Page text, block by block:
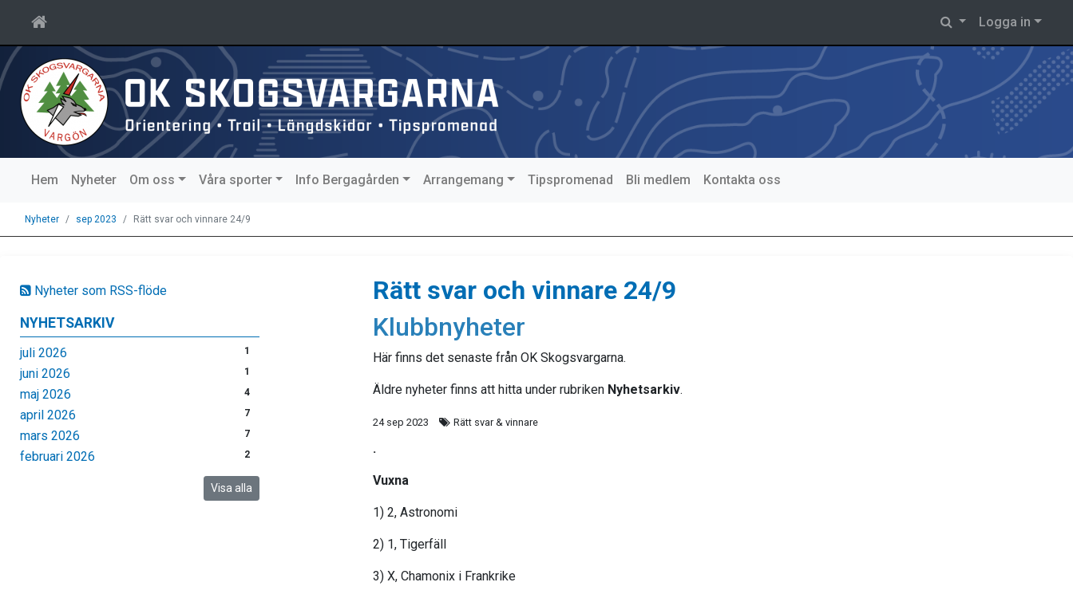
Logga in
Hem Nyheter Om oss Våra sporter Info Bergagården Arrangemang Tipspromenad Bli medlem Kontakta oss
Nyheter sep 2023 Rätt svar och vinnare 24/9
Nyheter som RSS-flöde
NYHETSARKIV
juli 2026 1
juni 2026 1
maj 2026 4
april 2026 7
mars 2026 7
februari 2026 2
Visa alla
Rätt svar och vinnare 24/9
Klubbnyheter
Här finns det senaste från OK Skogsvargarna.
Äldre nyheter finns att hitta under rubriken Nyhetsarkiv.
24 sep 2023 Rätt svar & vinnare
.
Vuxna
1) 2, Astronomi
2) 1, Tigerfäll
3) X, Chamonix i Frankrike